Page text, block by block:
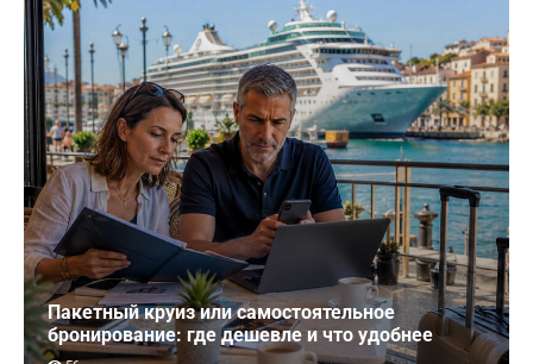
Пакетный круиз или самостоятельное
бронирование: где дешевле и что удобнее